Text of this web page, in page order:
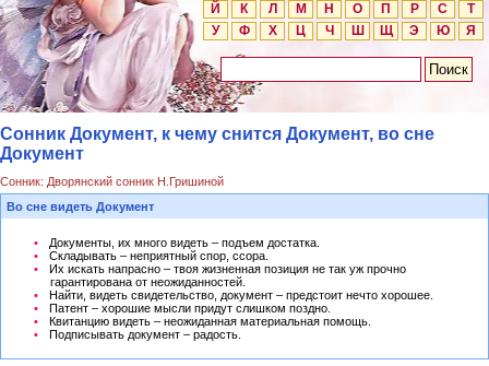
Й
К Л М Н О П Р С
Т
У
Ф Х Ц Ч Ш Щ Э Ю Я
Сонник Документ, к чему снится Документ, во сне
Документ
Сонник: Дворянский сонник Н.Гришиной
Во сне видеть Документ
Документы, их много видеть – подъем достатка.
Складывать – неприятный спор, ссора.
Их искать напрасно – твоя жизненная позиция не так уж прочно
гарантирована от неожиданностей.
Найти, видеть свидетельство, документ – предстоит нечто хорошее.
Патент – хорошие мысли придут слишком поздно.
Квитанцию видеть – неожиданная материальная помощь.
Подписывать документ – радость.